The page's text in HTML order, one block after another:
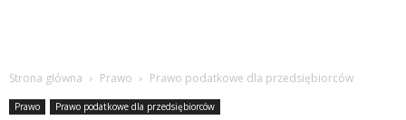
Strona główna Prawo Prawo podatkowe dla przedsiębiorców
Prawo Prawo podatkowe dla przedsiębiorców